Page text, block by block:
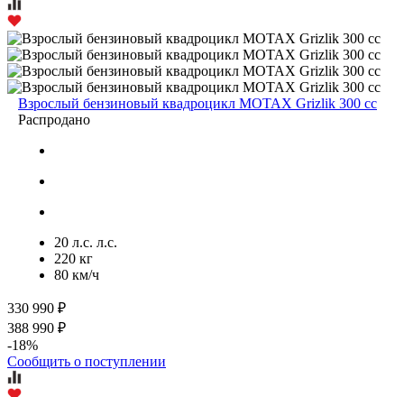
Взрослый бензиновый квадроцикл MOTAX Grizlik 300 cc
Распродано
20 л.с. л.с.
220 кг
80 км/ч
330 990 ₽
388 990 ₽
-18%
Сообщить о поступлении